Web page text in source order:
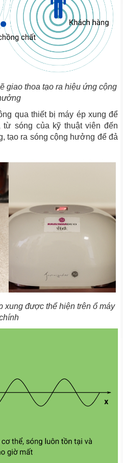
giao thoa tạo ra hiệu ứng cộng
qua thiết bị máy ép xung để
sóng của kỹ thuật viên đến
tạo ra sóng cộng hưởng để đả
xung được thể hiện trên ổ máy